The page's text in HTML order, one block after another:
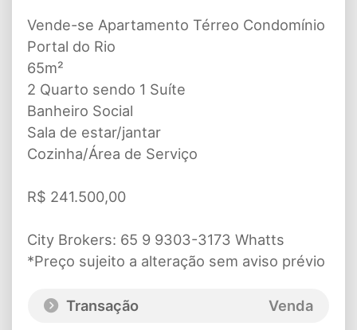
Vende-se Apartamento Térreo Condomínio
Portal do Rio
65m²
2 Quarto sendo 1 Suíte
Banheiro Social
Sala de estar/jantar
Cozinha/Área de Serviço
R$ 241.500,00
City Brokers: 65 9 9303-3173 Whatts
*Preço sujeito a alteração sem aviso prévio
Transação
Venda